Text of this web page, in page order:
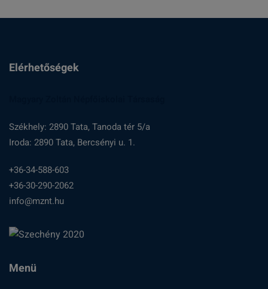
Elérhetőségek
Székhely: 2890 Tata, Tanoda tér 5/a
Iroda: 2890 Tata, Bercsényi u. 1.
+36-34-588-603
+36-30-290-2062
info@mznt.hu
Menü